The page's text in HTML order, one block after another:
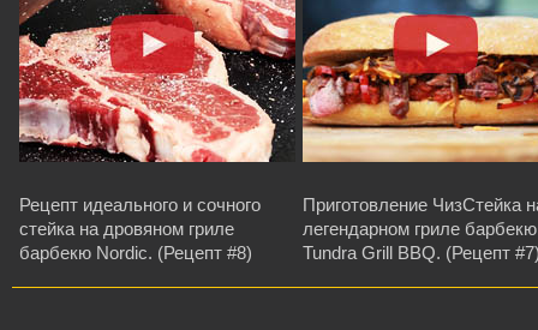
Рецепт идеального и сочного
стейка на дровяном гриле
барбекю Nordic. (Рецепт #8)
Приготовление ЧизСтейка
легендарном гриле барбекю
Tundra Grill BBQ. (Рецепт